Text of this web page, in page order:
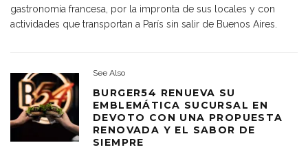
gastronomía francesa, por la impronta de sus locales y con
actividades que transportan a París sin salir de Buenos Aires.
See Also
BURGER54 RENUEVA SU
EMBLEMÁTICA SUCURSAL EN
DEVOTO CON UNA PROPUESTA
RENOVADA Y EL SABOR DE
SIEMPRE